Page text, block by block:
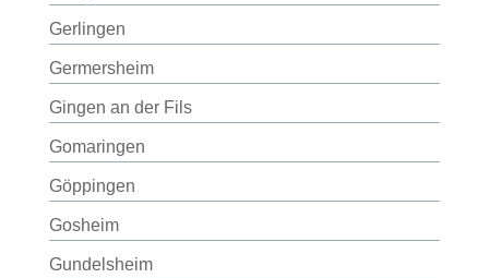
Gerlingen
Germersheim
Gingen an der Fils
Gomaringen
Göppingen
Gosheim
Gundelsheim